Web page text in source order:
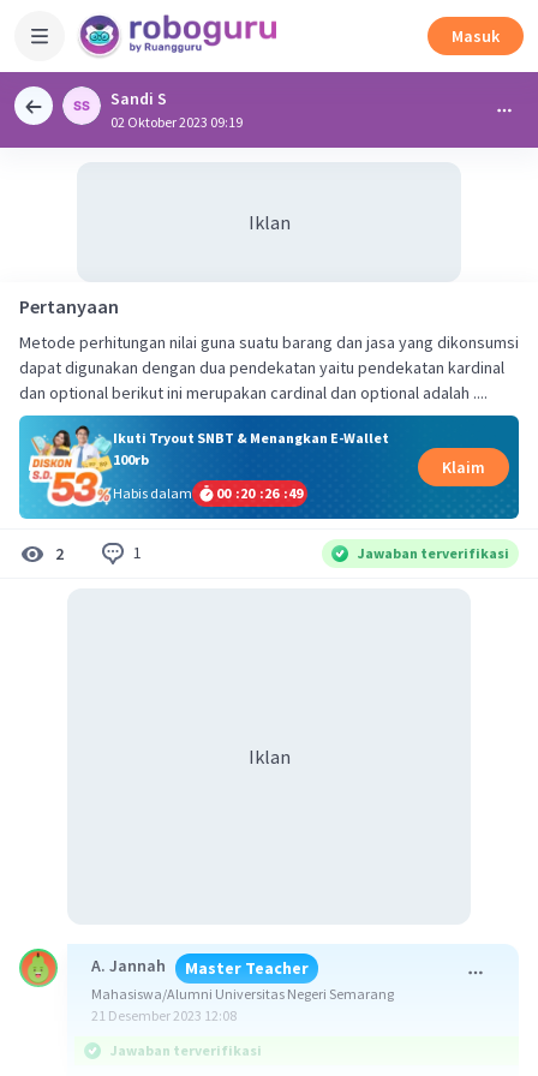
Masuk
Sandi S
02 Oktober 2023 09:19
Iklan
Pertanyaan
Metode perhitungan nilai guna suatu barang dan jasa yang dikonsumsi
dapat digunakan dengan dua pendekatan yaitu pendekatan kardinal
dan optional berikut ini merupakan cardinal dan optional adalah ....
Ikuti Tryout SNBT & Menangkan E-Wallet
100rb
Habis dalam
00 :20 :26 :49
Klaim
2 1 Jawaban terverifikasi
Iklan
A. Jannah Master Teacher
Mahasiswa/Alumni Universitas Negeri Semarang
21 Desember 2023 12:08
Jawaban terverifikasi